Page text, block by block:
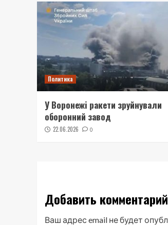
Политика
У Воронежі ракети зруйнували
оборонний завод
22.06.2026 0
Добавить комментарий
Ваш адрес email не будет